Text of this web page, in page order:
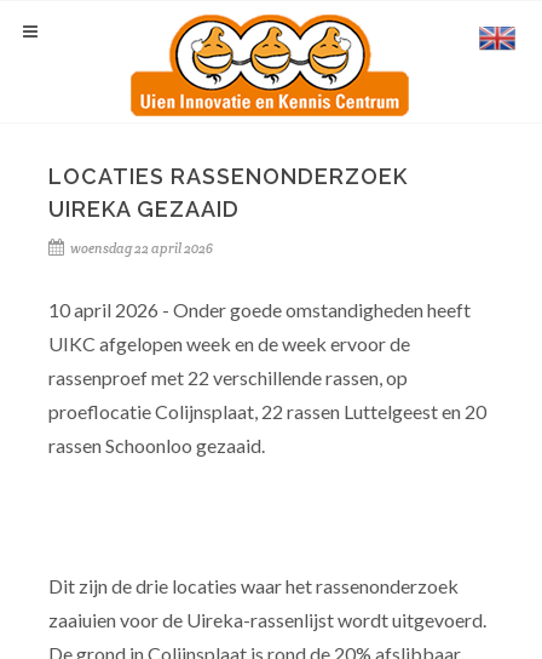
LOCATIES RASSENONDERZOEK
UIREKA GEZAAID
woensdag 22 april 2026
10 april 2026 - Onder goede omstandigheden heeft
UIKC afgelopen week en de week ervoor de
rassenproef met 22 verschillende rassen, op
proeflocatie Colijnsplaat, 22 rassen Luttelgeest en 20
rassen Schoonloo gezaaid.
Dit zijn de drie locaties waar het rassenonderzoek
zaaiuien voor de Uireka-rassenlijst wordt uitgevoerd.
De grond in Colijnsplaat is rond de 20% afslibbaar,